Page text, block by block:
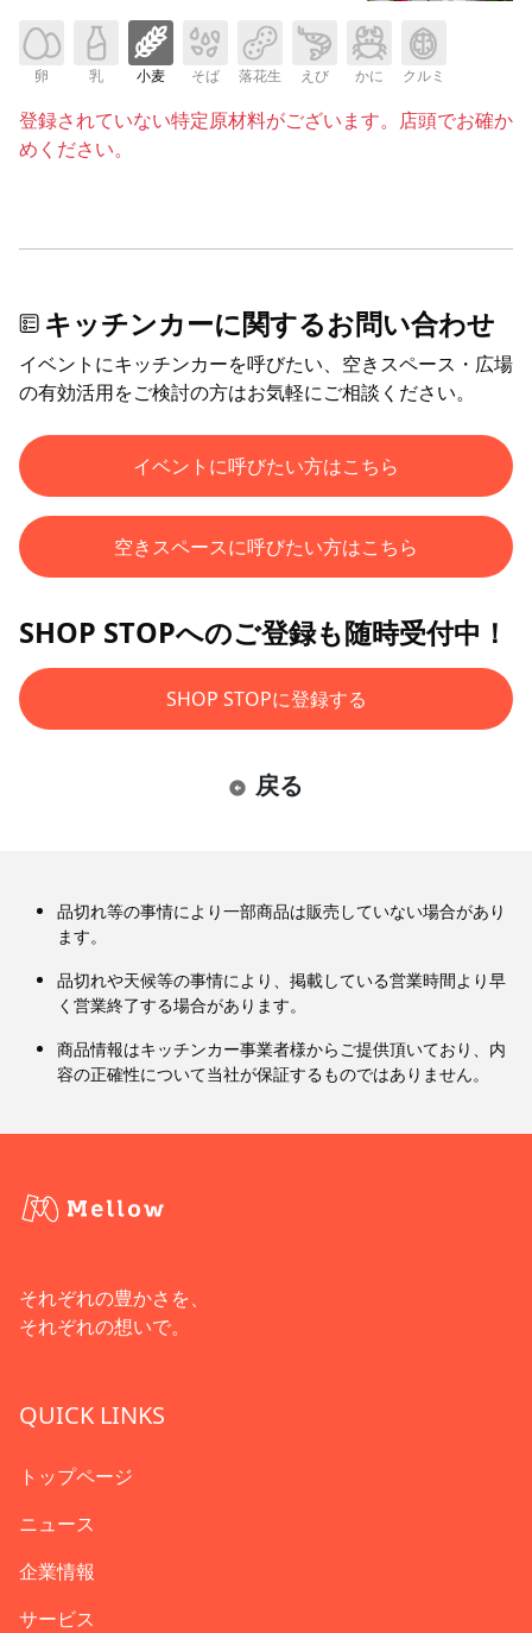
卵 乳 小麦 そば 落花生 えび かに クルミ
登録されていない特定原材料がございます。店頭でお確か
めください。
キッチンカーに関するお問い合わせ
イベントにキッチンカーを呼びたい、空きスペース・広場
の有効活用をご検討の方はお気軽にご相談ください。
イベントに呼びたい方はこちら
空きスペースに呼びたい方はこちら
SHOP STOPへのご登録も随時受付中！
SHOP STOPに登録する
戻る
品切れ等の事情により一部商品は販売していない場合があり
ます。
品切れや天候等の事情により、掲載している営業時間より早
く営業終了する場合があります。
商品情報はキッチンカー事業者様からご提供頂いており、内
容の正確性について当社が保証するものではありません。
それぞれの豊かさを、
それぞれの想いで。
QUICK LINKS
トップページ
ニュース
企業情報
サービス